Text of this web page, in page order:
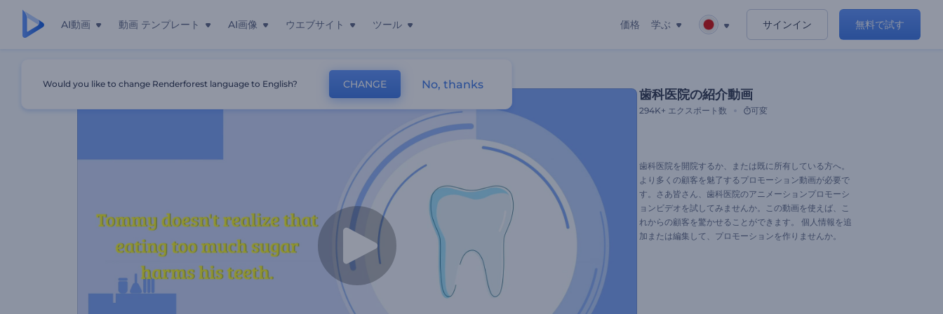
AI動画 動画 テンプレート AI画像 ウエブサイト ツール 価格 学ぶ サインイン 無料で試す
歯科医院の紹介動画
294K+ エクスポート数 可変
歯科医院を開院するか、または既に所有している方へ。
より多くの顧客を魅了するプロモーション動画が必要で
す。さあ皆さん、歯科医院のアニメーションプロモーシ
ョンビデオを試してみませんか。この動画を使えば、こ
れからの顧客を驚かせることができます。 個人情報を追
加または編集して、プロモーションを作りませんか。
Would you like to change Renderforest language to English? CHANGE No, thanks